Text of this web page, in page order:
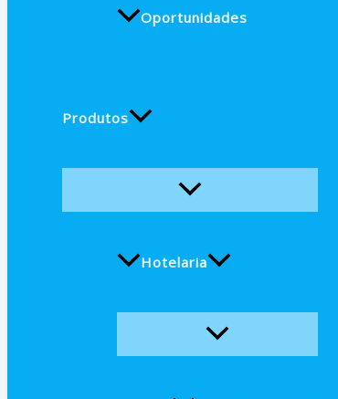
Oportunidades
Produtos
Hotelaria